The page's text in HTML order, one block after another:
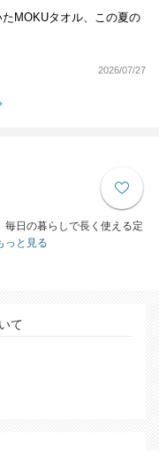
たMOKUタオル、この夏の
2026/07/27
日の暮らしで長く使える定
っと見る
て